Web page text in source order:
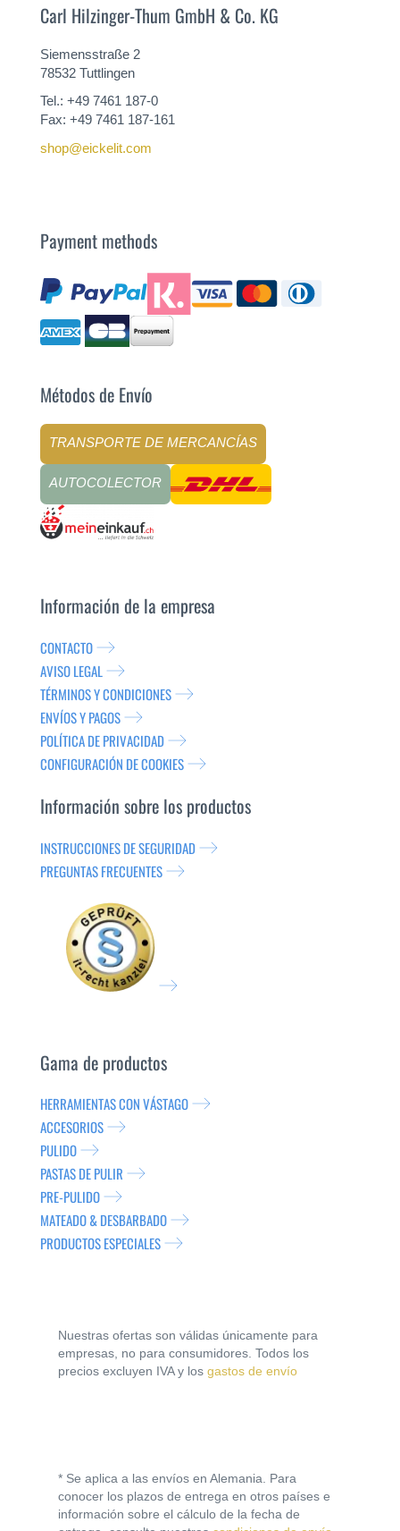
Carl Hilzinger-Thum GmbH & Co. KG
Siemensstraße 2
78532 Tuttlingen
Tel.: +49 7461 187-0
Fax: +49 7461 187-161
shop@eickelit.com
Payment methods
Métodos de Envío
TRANSPORTE DE MERCANCÍAS
AUTOCOLECTOR
Información de la empresa
CONTACTO
AVISO LEGAL
TÉRMINOS Y CONDICIONES
ENVÍOS Y PAGOS
POLÍTICA DE PRIVACIDAD
CONFIGURACIÓN DE COOKIES
Información sobre los productos
INSTRUCCIONES DE SEGURIDAD
PREGUNTAS FRECUENTES
Gama de productos
HERRAMIENTAS CON VÁSTAGO
ACCESORIOS
PULIDO
PASTAS DE PULIR
PRE-PULIDO
MATEADO & DESBARBADO
PRODUCTOS ESPECIALES
Nuestras ofertas son válidas únicamente para
empresas, no para consumidores. Todos los
precios excluyen IVA y los gastos de envío
* Se aplica a las envíos en Alemania. Para
conocer los plazos de entrega en otros países e
información sobre el cálculo de la fecha de